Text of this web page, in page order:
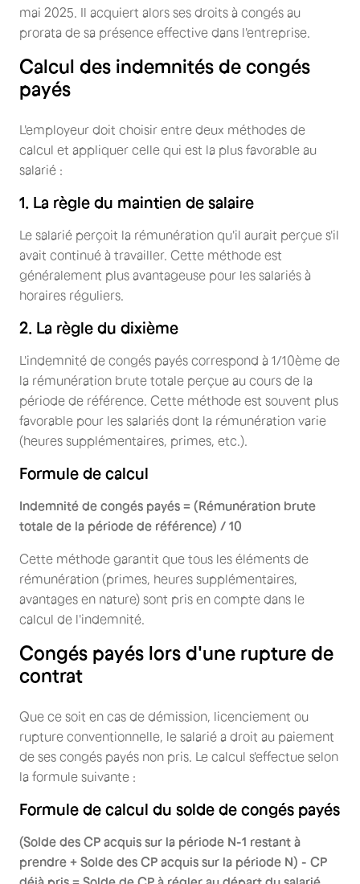
mai 2025. Il acquiert alors ses droits à congés au
prorata de sa présence effective dans l'entreprise.
Calcul des indemnités de congés
payés
L'employeur doit choisir entre deux méthodes de
calcul et appliquer celle qui est la plus favorable au
salarié :
1. La règle du maintien de salaire
Le salarié perçoit la rémunération qu'il aurait perçue s'il
avait continué à travailler. Cette méthode est
généralement plus avantageuse pour les salariés à
horaires réguliers.
2. La règle du dixième
L'indemnité de congés payés correspond à 1/10ème de
la rémunération brute totale perçue au cours de la
période de référence. Cette méthode est souvent plus
favorable pour les salariés dont la rémunération varie
(heures supplémentaires, primes, etc.).
Formule de calcul
Indemnité de congés payés = (Rémunération brute
totale de la période de référence) / 10
Cette méthode garantit que tous les éléments de
rémunération (primes, heures supplémentaires,
avantages en nature) sont pris en compte dans le
calcul de l'indemnité.
Congés payés lors d'une rupture de
contrat
Que ce soit en cas de démission, licenciement ou
rupture conventionnelle, le salarié a droit au paiement
de ses congés payés non pris. Le calcul s'effectue selon
la formule suivante :
Formule de calcul du solde de congés payés
(Solde des CP acquis sur la période N-1 restant à
prendre + Solde des CP acquis sur la période N) - CP